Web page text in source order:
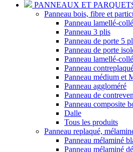
PANNEAUX ET
Panneau bois, fibre et
Panneau lamellé-
Panneau 3 plis
Panneau de porte 5
Panneau de porte
Panneau lamellé-collé
Panneau
Panneau médium et
Panneau aggloméré
Panneau de
Panneau composite
Dalle
Tous les produits
Panneau replaqué,
Panneau mélaminé
Panneau mélaminé